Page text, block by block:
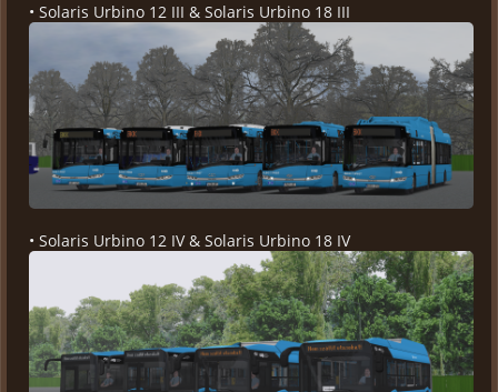
• Solaris Urbino 12 III & Solaris Urbino 18 III
• Solaris Urbino 12 IV & Solaris Urbino 18 IV